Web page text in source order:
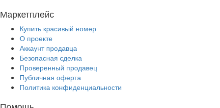
Маркетплейс
Купить красивый номер
О проекте
Аккаунт продавца
Безопасная сделка
Проверенный продавец
Публичная оферта
Политика конфиденциальности